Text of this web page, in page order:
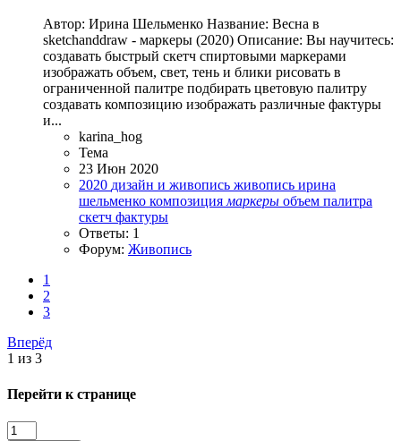
Автор: Ирина Шельменко Название: Весна в
sketchanddraw - маркеры (2020) Описание: Вы научитесь:
создавать быстрый скетч спиртовыми маркерами
изображать объем, свет, тень и блики рисовать в
ограниченной палитре подбирать цветовую палитру
создавать композицию изображать различные фактуры
и...
karina_hog
Тема
23 Июн 2020
2020 дизайн и живопись живопись ирина
шельменко композициямаркеры объем палитра
скетч фактуры
Ответы: 1
Форум: Живопись
1
2
3
Вперёд
1 из 3
Перейти к странице